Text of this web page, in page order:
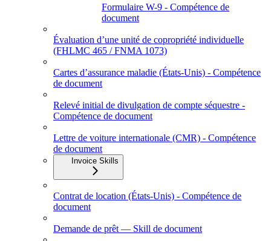
Formulaire W-9 - Compétence de
document
Évaluation d’une unité de copropriété individuelle
(FHLMC 465 / FNMA 1073)
Cartes d’assurance maladie (États‑Unis) - Compétence
de document
Relevé initial de divulgation de compte séquestre -
Compétence de document
Lettre de voiture internationale (CMR) - Compétence
de document
Invoice Skills
Contrat de location (États-Unis) - Compétence de
document
Demande de prêt — Skill de document